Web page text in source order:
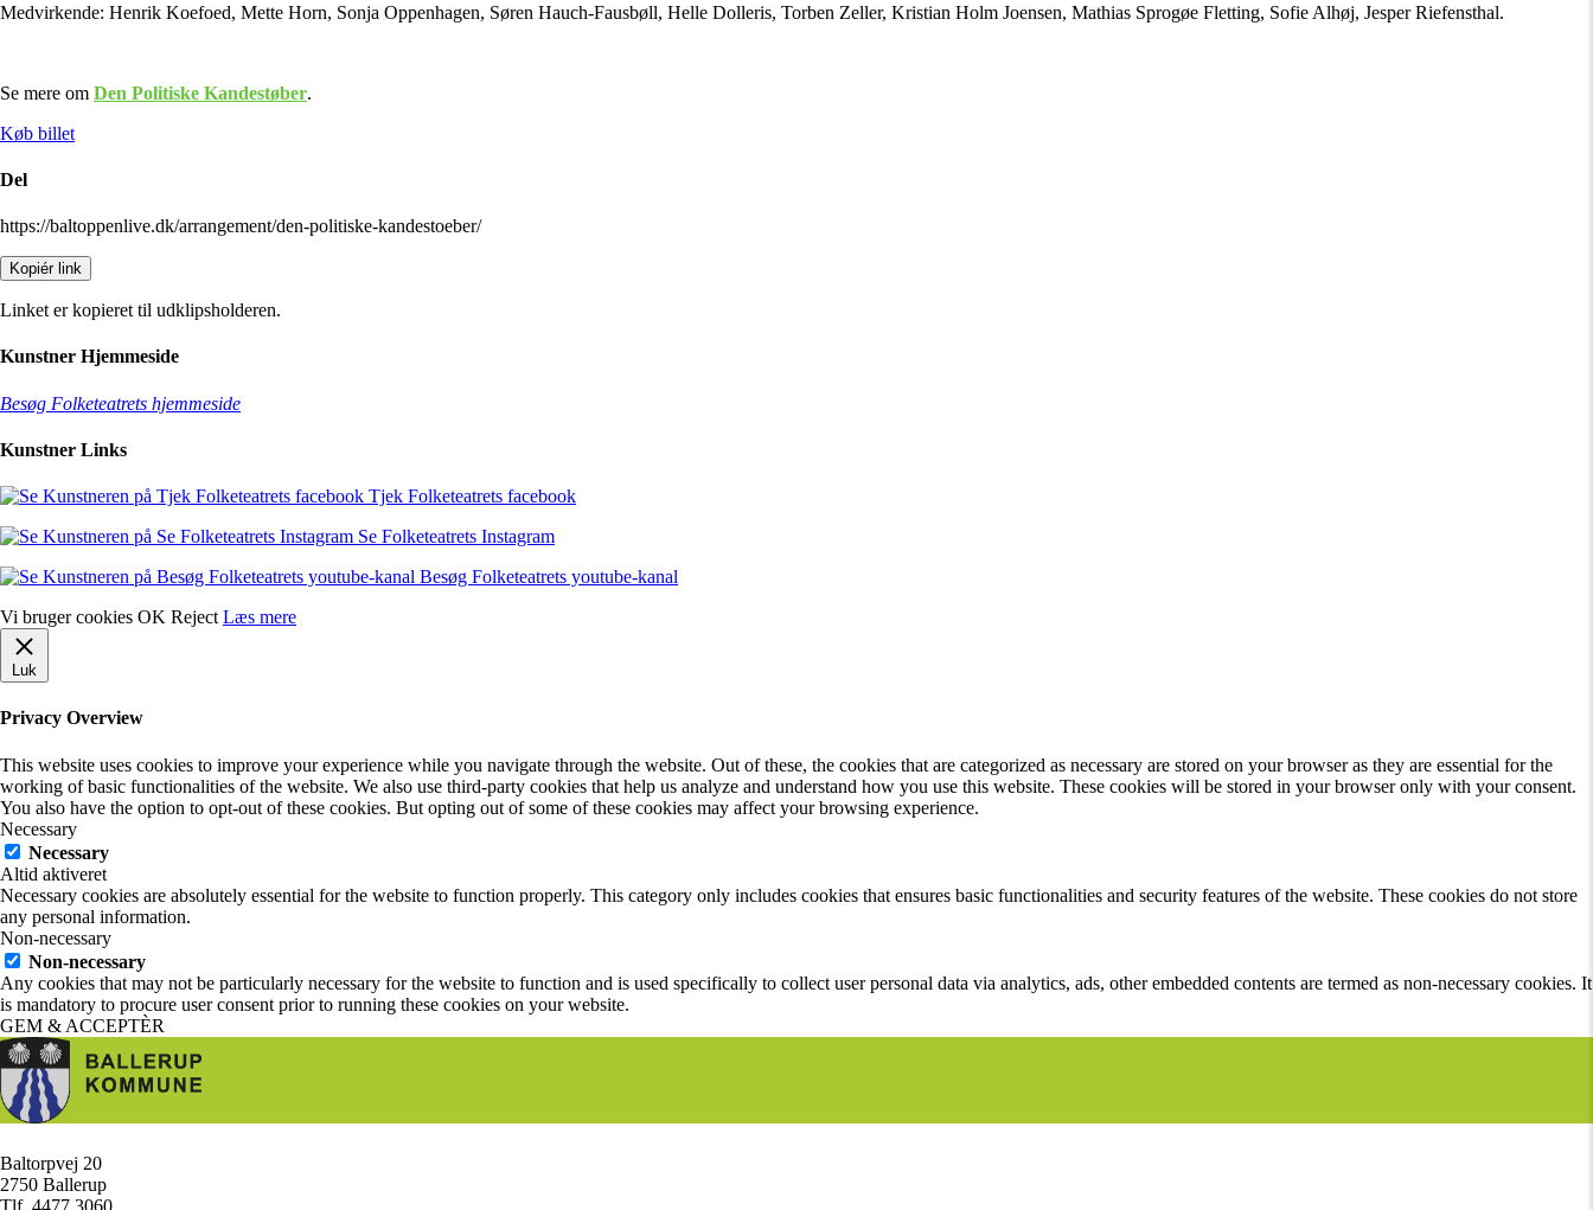
Medvirkende: Henrik Koefoed, Mette Horn, Sonja Oppenhagen, Søren Hauch-Fausbøll, Helle Dolleris, Torben Zeller, Kristian Holm Joensen, Mathias Sprogøe Fletting, Sofie Alhøj, Jesper Riefensthal.
Se mere om Den Politiske Kandestøber.
Køb billet
Del
https://baltoppenlive.dk/arrangement/den-politiske-kandestoeber/
Kopiér link
Linket er kopieret til udklipsholderen.
Kunstner Hjemmeside
Besøg Folketeatrets hjemmeside
Kunstner Links
Tjek Folketeatrets facebook
Se Folketeatrets Instagram
Besøg Folketeatrets youtube-kanal
Vi bruger cookies OK Reject Læs mere
Luk
Privacy Overview
This website uses cookies to improve your experience while you navigate through the website. Out of these, the cookies that are categorized as necessary are stored on your browser as they are essential for the
working of basic functionalities of the website. We also use third-party cookies that help us analyze and understand how you use this website. These cookies will be stored in your browser only with your consent.
You also have the option to opt-out of these cookies. But opting out of some of these cookies may affect your browsing experience.
Necessary
Necessary
Altid aktiveret
Necessary cookies are absolutely essential for the website to function properly. This category only includes cookies that ensures basic functionalities and security features of the website. These cookies do not store
any personal information.
Non-necessary
Non-necessary
Any cookies that may not be particularly necessary for the website to function and is used specifically to collect user personal data via analytics, ads, other embedded contents are termed as non-necessary cookies. It
is mandatory to procure user consent prior to running these cookies on your website.
GEM & ACCEPTÈR
Baltorpvej 20
2750 Ballerup
Tlf. 4477 3060